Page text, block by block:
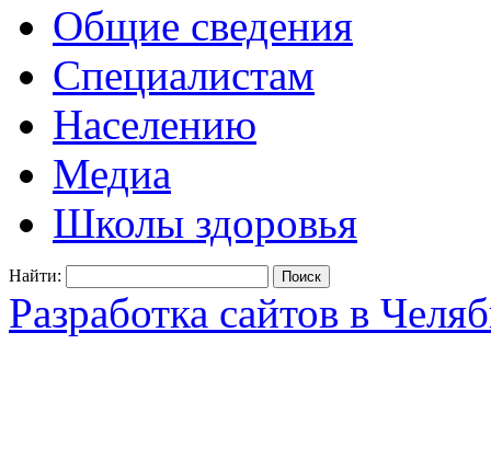
Общие сведения
Специалистам
Населению
Медиа
Школы здоровья
Найти:
Разработка сайтов в